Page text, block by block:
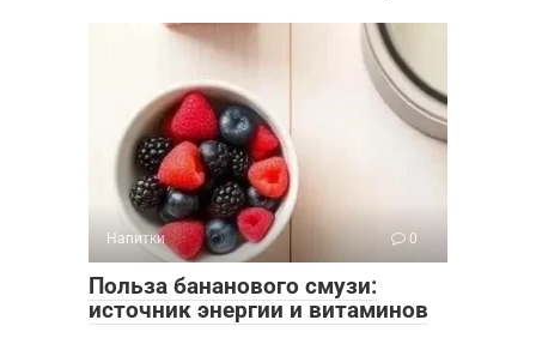
Напитки 0
Польза бананового смузи:
источник энергии и витаминов